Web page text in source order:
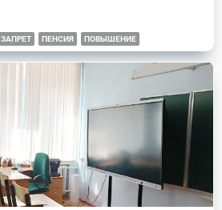
ЗАПРЕТ ПЕНСИЯ ПОВЫШЕНИЕ